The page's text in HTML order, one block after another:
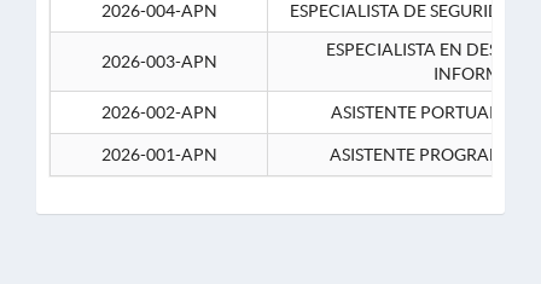
2026-004-APN ESPECIALISTA DE SEGURIDAD
2026-003-APN
ESPECIALISTA EN
2026-002-APN
ASISTENTE PORTUARIO 2-
2026-001-APN ASISTENTE